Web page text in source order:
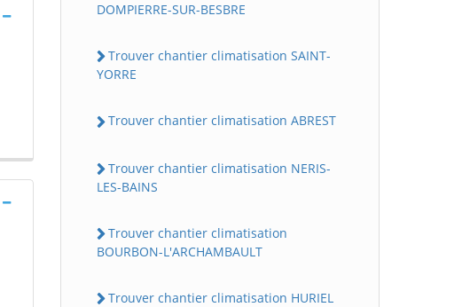
DOMPIERRE-SUR-BESBRE
Trouver chantier climatisation SAINT-
YORRE
Trouver chantier climatisation ABREST
Trouver chantier climatisation NERIS-
LES-BAINS
Trouver chantier climatisation
BOURBON-L'ARCHAMBAULT
Trouver chantier climatisation HURIEL